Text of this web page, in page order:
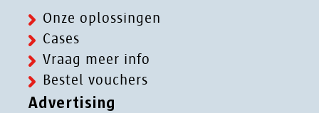
Onze oplossingen
Cases
Vraag meer info
Bestel vouchers
Advertising